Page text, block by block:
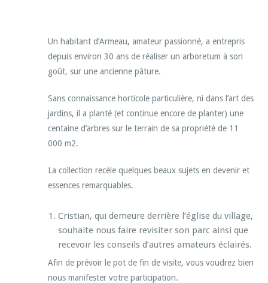
Un habitant d’Armeau, amateur passionné, a entrepris
depuis environ 30 ans de réaliser un arboretum à son
goût, sur une ancienne pâture.
Sans connaissance horticole particulière, ni dans l’art des
jardins, il a planté (et continue encore de planter) une
centaine d’arbres sur le terrain de sa propriété de 11
000 m2.
La collection recèle quelques beaux sujets en devenir et
essences remarquables.
Cristian, qui demeure derrière l’église du village,
souhaite nous faire revisiter son parc ainsi que
recevoir les conseils d’autres amateurs éclairés.
Afin de prévoir le pot de fin de visite, vous voudrez bien
nous manifester votre participation.